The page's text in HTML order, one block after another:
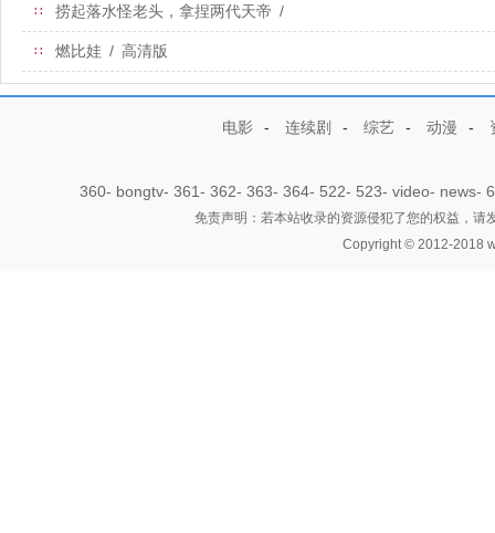
∷ 捞起落水怪老头，拿捏两代天帝 /
∷ 燃比娃 / 高清版
电影 - 连续剧 - 综艺 - 动漫 -
360- bongtv- 361- 362- 363- 364- 522- 523- video- news-
免责声明：若本站收录的资源侵犯了您的权益，
Copyright © 2012-2018